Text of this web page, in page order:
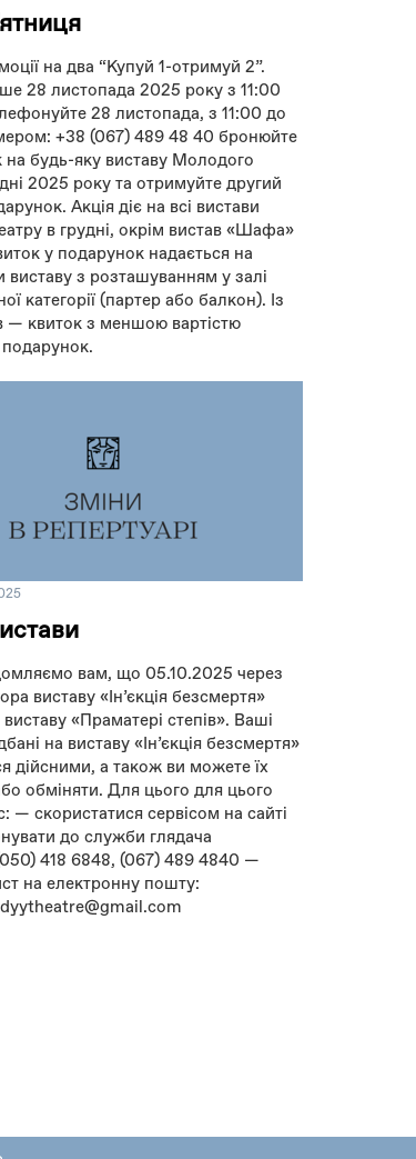
на два “Купуй 1-отримуй 2”.
28 листопада 2025 року з 11:00
28 листопада, з 11:00 до
+38 (067) 489 48 40 бронюйте
на будь-яку виставу Молодого
2025 року та отримуйте другий
Акція діє на всі вистави
в грудні, окрім вистав «Шафа»
у подарунок надається на
виставу з розташуванням у залі
категорії (партер або балкон). Із
— квиток з меншою вартістю
подарунок.
вам, що 05.10.2025 через
виставу «Інʼєкція безсмертя»
«Праматері степів». Ваші
на виставу «Інʼєкція безсмертя»
дійсними, а також ви можете їх
обміняти. Для цього для цього
— скористатися сервісом на сайті
до служби глядача
418 6848, (067) 489 4840 —
на електронну пошту: